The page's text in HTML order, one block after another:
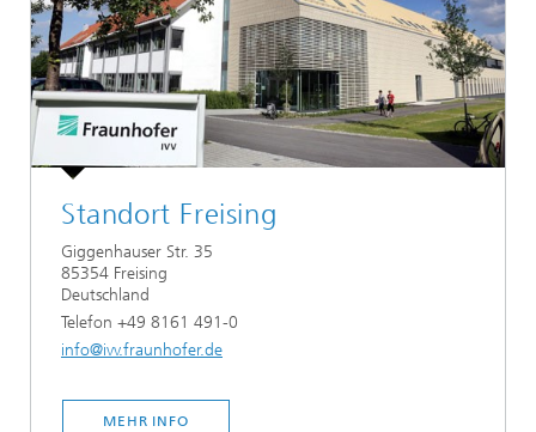
Standort Freising
Giggenhauser Str. 35
85354 Freising
Deutschland
Telefon +49 8161 491-0
info@ivv.fraunhofer.de
MEHR INFO